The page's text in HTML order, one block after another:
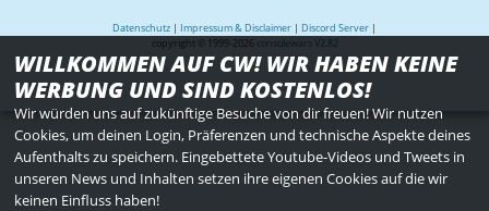
Datenschutz | Impressum & Disclaimer | Discord Server |
copyright © 1999-2026
consolewars V2.82
WILLKOMMEN AUF CW! WIR HABEN KEINE
WERBUNG UND SIND KOSTENLOS!
Wir würden uns auf zukünftige Besuche von dir freuen! Wir nutzen
Cookies, um deinen Login, Präferenzen und technische Aspekte deines
Aufenthalts zu speichern. Eingebettete Youtube-Videos und Tweets in
unseren News und Inhalten setzen ihre eigenen Cookies auf die wir
keinen Einfluss haben!